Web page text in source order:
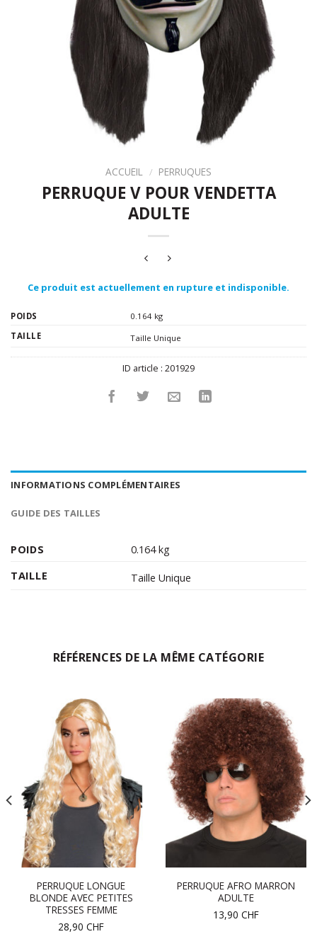
ACCUEIL / PERRUQUES
PERRUQUE V POUR VENDETTA
ADULTE
Ce produit est actuellement en rupture et indisponible.
POIDS
0.164 kg
TAILLE
Taille Unique
ID article : 201929
INFORMATIONS COMPLÉMENTAIRES
GUIDE DES TAILLES
POIDS
0.164 kg
TAILLE
Taille Unique
RÉFÉRENCES DE LA MÊME CATÉGORIE
PERRUQUE LONGUE
BLONDE AVEC PETITES
TRESSES FEMME
28,90 CHF
PERRUQUE AFRO MARRON
ADULTE
13,90 CHF